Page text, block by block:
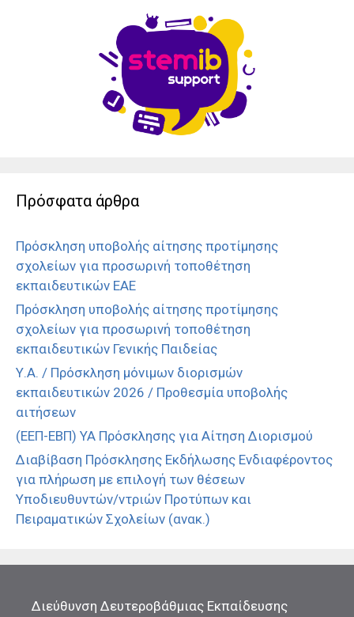
Πρόσφατα άρθρα
Πρόσκληση υποβολής αίτησης προτίμησης
σχολείων για προσωρινή τοποθέτηση
εκπαιδευτικών ΕΑΕ
Πρόσκληση υποβολής αίτησης προτίμησης
σχολείων για προσωρινή τοποθέτηση
εκπαιδευτικών Γενικής Παιδείας
Υ.Α. / Πρόσκληση μόνιμων διορισμών
εκπαιδευτικών 2026 / Προθεσμία υποβολής
αιτήσεων
(ΕΕΠ-ΕΒΠ) ΥΑ Πρόσκλησης για Αίτηση Διορισμού
Διαβίβαση Πρόσκλησης Εκδήλωσης Ενδιαφέροντος
για πλήρωση με επιλογή των θέσεων
Υποδιευθυντών/ντριών Προτύπων και
Πειραματικών Σχολείων (ανακ.)
Διεύθυνση Δευτεροβάθμιας Εκπαίδευσης